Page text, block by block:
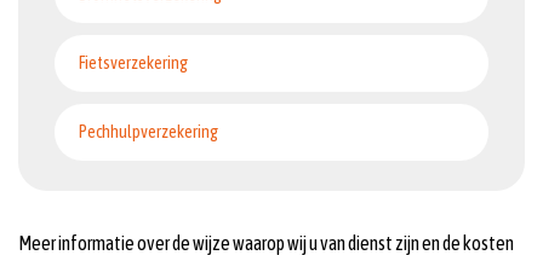
Fietsverzekering
Pechhulpverzekering
Meer informatie over de wijze waarop wij u van dienst zijn en de kosten